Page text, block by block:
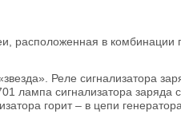
расположенная в комбинации
Реле сигнализатора
лампа сигнализатора
горит – в цепи